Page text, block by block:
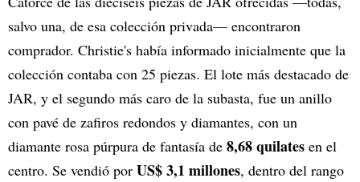
salvo una, de esa colección privada— encontraron
comprador. Christie's había informado inicialmente que la
colección contaba con 25 piezas. El lote más destacado de
JAR, y el segundo más caro de la subasta, fue un anillo
con pavé de zafiros redondos y diamantes, con un
diamante rosa púrpura de fantasía de 8,68 quilates en el
centro. Se vendió por US$ 3,1 millones, dentro del rango